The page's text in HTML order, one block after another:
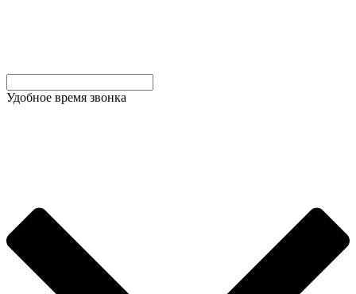
Удобное время звонка